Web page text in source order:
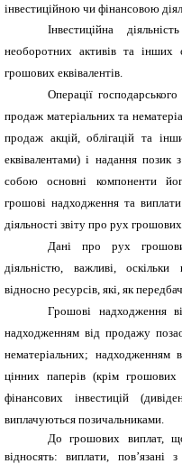
інвестиційною чи фінансовою
Інвестиційна
необоротних активів та інших
грошових еквівалентів.
Операції
продаж матеріальних та
продаж акцій, облігацій та
еквівалентами) і надання
собою основні компоненти
грошові надходження та
діяльності звіту про рух
Дані про рух
діяльністю, важливі,
відносно ресурсів, які, як
Грошові надходження
надходженням від продажу
нематеріальних; надходженням
цінних паперів (крім грошових
фінансових інвестицій
виплачуються позичальниками.
До грошових виплат, що
відносять: виплати, пов’язані